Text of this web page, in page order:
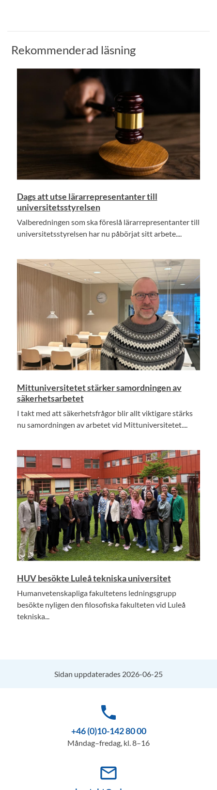
Rekommenderad läsning
Dags att utse lärarrepresentanter till
universitetsstyrelsen
Valberedningen som ska föreslå lärarrepresentanter till
universitetsstyrelsen har nu påbörjat sitt arbete....
Mittuniversitetet stärker samordningen av
säkerhetsarbetet
I takt med att säkerhetsfrågor blir allt viktigare stärks
nu samordningen av arbetet vid Mittuniversitetet....
HUV besökte Luleå tekniska universitet
Humanvetenskapliga fakultetens ledningsgrupp
besökte nyligen den filosofiska fakulteten vid Luleå
tekniska...
Sidan uppdaterades 2026-06-25
phone
+46 (0)10-142 80 00
Måndag–fredag, kl. 8–16
mail_outline